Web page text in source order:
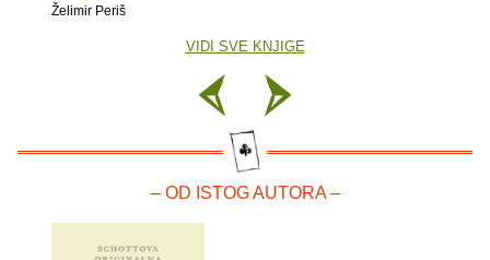
Želimir Periš
VIDI SVE KNJIGE
– OD ISTOG AUTORA –